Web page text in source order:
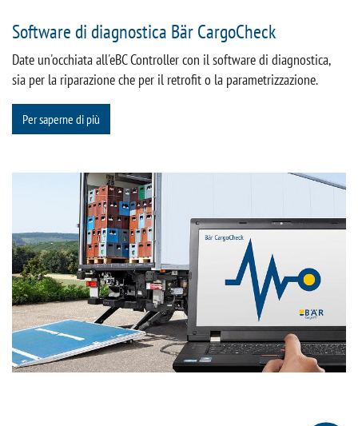
Software di diagnostica Bär CargoCheck
Date un'occhiata all'eBC Controller con il software di diagnostica,
sia per la riparazione che per il retrofit o la parametrizzazione.
Per saperne di più